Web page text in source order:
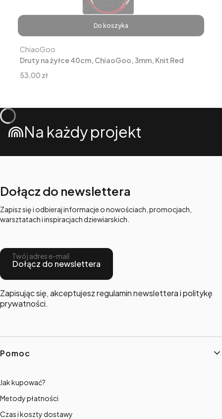
Do koszyka
Druty na żyłce 40cm, ChiaoGoo, 3mm, Knit Red
Producent
ChiaoGoo
Cena
53,00 zł
Na każdy projekt
Dołącz do newslettera
Zapisz się i odbieraj informacje o nowościach, promocjach,
warsztatach i inspiracjach dziewiarskich.
Twój adres e-mail
Dołącz do newslettera
Zapisując się, akceptujesz regulamin newslettera i politykę
prywatności.
Linki w stopce
Pomoc
Jak kupować?
Metody płatności
Czas i koszty dostawy